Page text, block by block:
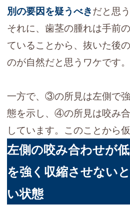
別の要因を疑うべきだと思
それに、歯茎の腫れは手前
ていることから、抜いた後
のが自然だと思うワケです。
一方で、③の所見は左側で
態を示し、④の所見は咬み
しています。このことから
左側の咬み合わせが
を強く収縮させない
い状態